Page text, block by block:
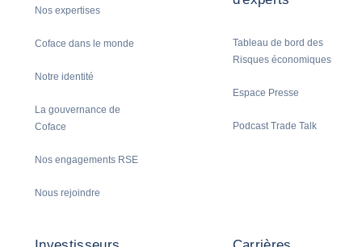
Nos expertises
Coface dans le monde
Notre identité
La gouvernance de
Coface
Nos engagements RSE
Nous rejoindre
Tableau de bord des
Risques économiques
Espace Presse
Podcast Trade Talk